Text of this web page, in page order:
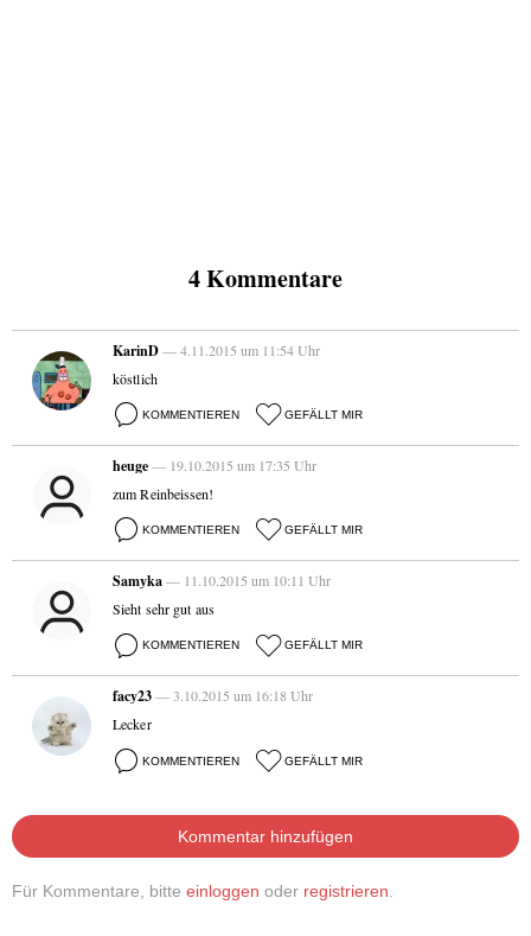
4 Kommentare
KarinD— 4.11.2015 um 11:54 Uhr
köstlich
KOMMENTIEREN GEFÄLLT MIR
heuge— 19.10.2015 um 17:35 Uhr
zum Reinbeissen!
KOMMENTIEREN GEFÄLLT MIR
Samyka— 11.10.2015 um 10:11 Uhr
Sieht sehr gut aus
KOMMENTIEREN GEFÄLLT MIR
facy23— 3.10.2015 um 16:18 Uhr
Lecker
KOMMENTIEREN GEFÄLLT MIR
Kommentar hinzufügen
Für Kommentare, bitte einloggen oder registrieren